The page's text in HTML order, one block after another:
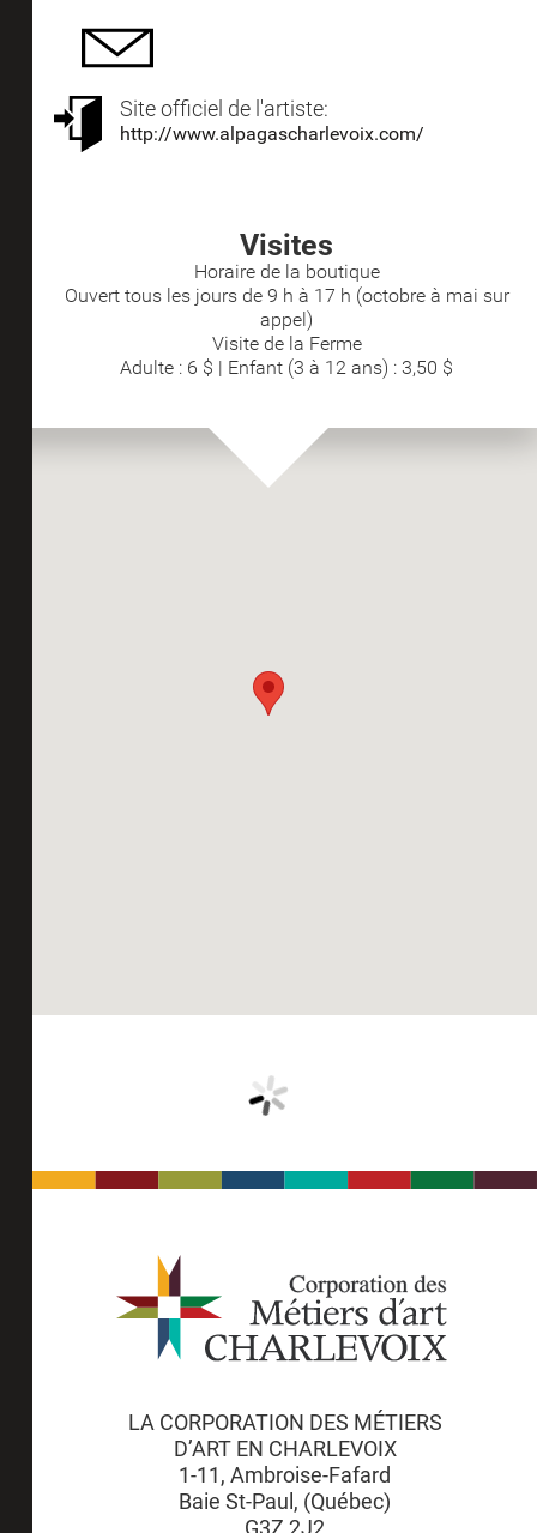
Site officiel de l'artiste:
http://www.alpagascharlevoix.com/
Visites
Horaire de la boutique
Ouvert tous les jours de 9 h à 17 h (octobre à mai sur
appel)
Visite de la Ferme
Adulte : 6 $ | Enfant (3 à 12 ans) : 3,50 $
LA CORPORATION DES MÉTIERS
D’ART EN CHARLEVOIX
1-11, Ambroise-Fafard
Baie St-Paul, (Québec)